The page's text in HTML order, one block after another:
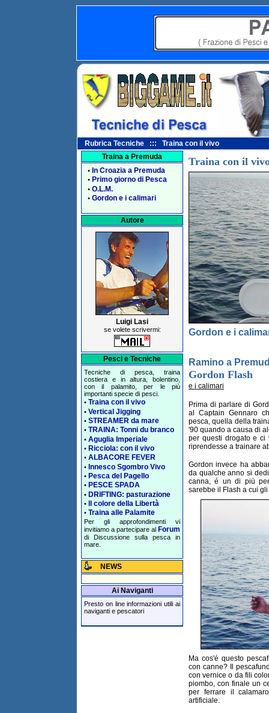
Rubrica Tecniche ::: Traina con il vivo
Traina a Premuda
• In Croazia a Premuda
• Primo giorno di Pesca
• O.L.M.
• Gordon e i calimari
Autore
Luigi Lasi
se volete scrivermi:
Pesci e Tecniche
Tecniche di pesca, traina
costiera e in altura, bolentino,
con il palamito, per le più
importanti specie di pesci.
• Traina con il vivo
• Vertical Jigging
• STREAMER da mare
• TRAINA: Tonni du branco
• Aguglia Imperiale
• Ricciola: con il vivo
• ALBACORE FEVER
• Innesco Sgombro Vivo
• Pesca del Pagello
• PESCE SPADA
• DRIFTING: pasturazione
• Il colore della Libertà
• Traina alle Palamite
Per gli approfondimenti vi
invitiamo a partecipare al Forum
di Discussione sulla pesca in
mare.
NEWS
Ai Naviganti
Presto on line informazioni utili ai
naviganti e pescatori
Traina con il
Gordon e i
Ramino a
Gordon Flash
e i calimari
Prima di parlare di
al Captain Gennaro
pesca, quella della
'90 quando a causa di
per questi drogato e ci
riprendesse a trainare
Gordon invece ha
da qualche anno si
canna, é un di più
sarebbe il Flash a cui
Ma cos'é questo
con canne? Il
con vernice o da fili
piombo, con finale un
per ferrare il
artificiale.